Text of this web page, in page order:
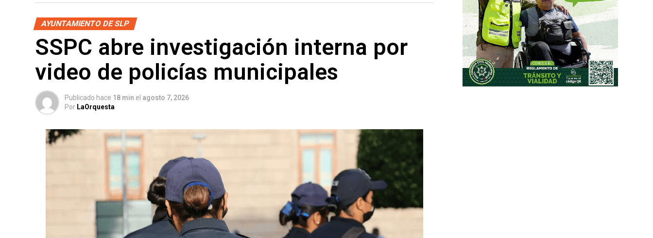
AYUNTAMIENTO DE SLP
SSPC abre investigación interna por
video de policías municipales
Publicado hace 18 min el agosto 7, 2026
Por LaOrquesta